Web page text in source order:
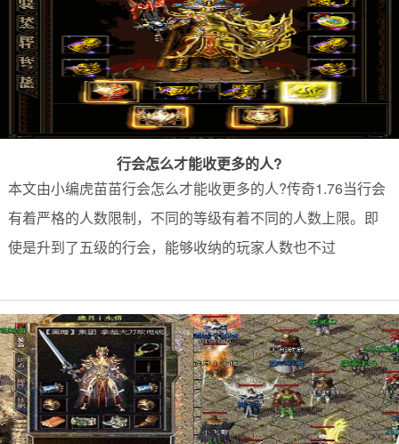
行会怎么才能收更多的人?
本文由小编虎苗苗行会怎么才能收更多的人?传奇1.76当行会
有着严格的人数限制，不同的等级有着不同的人数上限。即
使是升到了五级的行会，能够收纳的玩家人数也不过